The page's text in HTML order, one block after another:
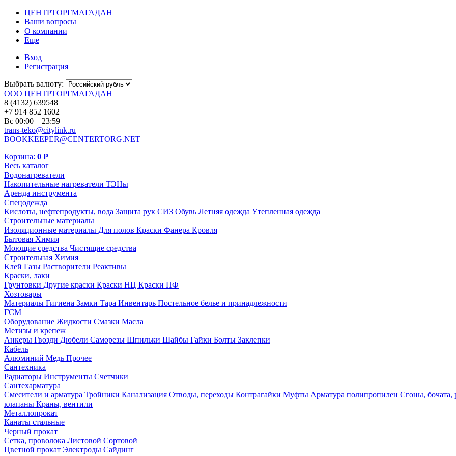
ЦЕНТРТОРГМАГАДАН
Ваши вопросы
О компании
Еще
Вход
Регистрация
Выбрать валюту:
ООО ЦЕНТРТОРГМАГАДАН
8 (4132) 639548
+7 914 852 1602
Вс 00:00—23:59
trans-teko@citylink.ru
BOOKKEEPER@CENTERTORG.NET
Корзина: 0 Р
Весь каталог
Водонагреватели
Накопительные нагреватели ТЭНы
Аренда инструмента
Спецодежда
Кислоты, нефтепродукты, вода Защита рук СИЗ Обувь Летняя одежда Утепленная одежда
Строительные материалы
Изоляционные материалы Для полов Краски Фанера Кровля
Бытовая Химия
Моющие средства Чистящие средства
Строительная Химия
Клей Газы Растворители Реактивы
Краски, лаки
Грунтовки Другие краски Краски НЦ Краски ПФ
Хозтовары
Материалы Гигиена Замки Тара Инвентарь Постельное белье и принадлежности
ГСМ
Оборудование Жидкости Смазки Масла
Метизы и крепеж
Анкеры Гвозди Дюбели Саморезы Шпильки Шайбы Гайки Болты Заклепки
Кабель
Алюминий Медь Прочее
Сантехника
Радиаторы Инструменты Счетчики
Сантехарматура
Смесители и арматура Тройники Канализация Отводы, переходы Контрагайки Муфты Арматура полипропилен Сгоны, бочата,
клапаны Краны, вентили
Металлопрокат
Канаты стальные
Черный прокат
Сетка, проволока Листовой Сортовой
Цветной прокат Электроды Сайдинг